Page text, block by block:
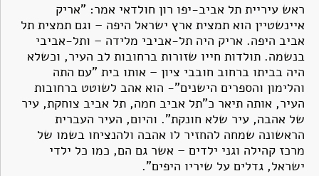
ראש עיריית תל אביב-יפו רון חולדאי אמר: "אריק
איינשטיין הוא תמצית ארץ ישראל היפה – וגם תמצית תל
אביב היפה. אריק היה תל-אביבי מלידה – ותל-אביבי
בנשמה. תולדות חייו שזורות ברחובות לב העיר, וכשלא
היה בביתו ברחוב חובבי ציון – אותו בית "עם התה
והלימון והספרים הישנים"- הוא אהב לשוטט ברחובות
העיר, אותה תיאר כ"תל אביב חמה, תל אביב צוחקת, עיר
של אהבה, עיר שלא חונקת". והיום, העיר העברית
הראשונה שמחה להחזיר לו אהבה ולהנציחו בשמו של
מרכז קהילה וגני ילדים – אשר גם הם, כמו כל ילדי
ישראל, גדלים על שיריו היפים".